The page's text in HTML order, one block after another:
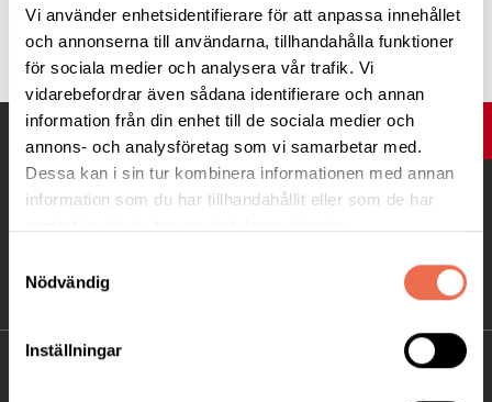
Vi använder enhetsidentifierare för att anpassa innehållet
och annonserna till användarna, tillhandahålla funktioner
för sociala medier och analysera vår trafik. Vi
vidarebefordrar även sådana identifierare och annan
information från din enhet till de sociala medier och
annons- och analysföretag som vi samarbetar med.
Dessa kan i sin tur kombinera informationen med annan
information som du har tillhandahållit eller som de har
Nödvändig
Inställningar
Tipsa